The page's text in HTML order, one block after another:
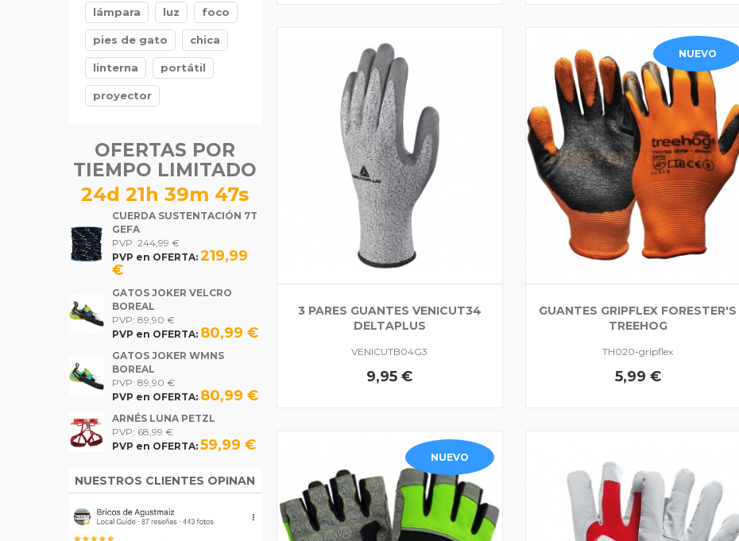
3 PARES GUANTES VENICUT34
DELTAPLUS
VENICUTB04G3
9,95 €
NUEVO
GUANTES GRIPFLEX FORESTER'S
TREEHOG
TH020-gripflex
5,99 €
NUEVO
lámpara luz foco
pies de gato chica
linterna portátil
proyector
OFERTAS POR
TIEMPO LIMITADO
24d 21h 39m 46s
CUERDA SUSTENTACIÓN 7T
GEFA
PVP: 244,99 €
PVP en OFERTA: 219,99
€
GATOS JOKER VELCRO
BOREAL
PVP: 89,90 €
PVP en OFERTA: 80,99 €
GATOS JOKER WMNS
BOREAL
PVP: 89,90 €
PVP en OFERTA: 80,99 €
ARNÉS LUNA PETZL
PVP: 68,99 €
PVP en OFERTA: 59,99 €
NUESTROS CLIENTES OPINAN